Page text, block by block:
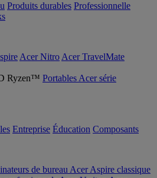
Produits durables Professionnelle
Acer Nitro Acer TravelMate
Portables Acer série
Entreprise Éducation Composants
de bureau Acer Aspire classique